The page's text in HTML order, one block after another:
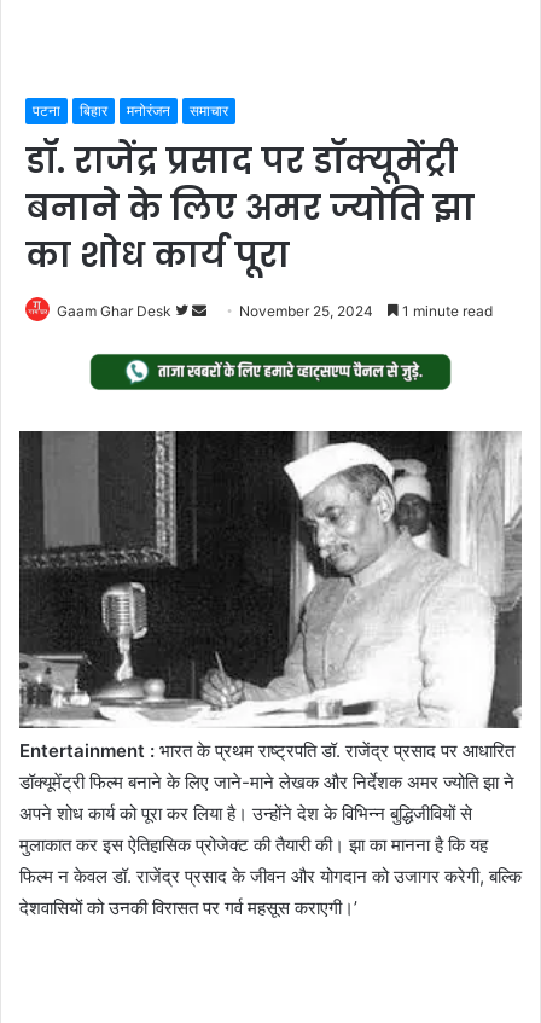
पटना बिहार मनोरंजन समाचार
डॉ. राजेंद्र प्रसाद पर डॉक्यूमेंट्री
बनाने के लिए अमर ज्योति झा
का शोध कार्य पूरा
Gaam Ghar Desk
Follow
Twitter
Send
email
November 25, 2024 1 minute read
Entertainment : भारत के प्रथम राष्ट्रपति डॉ. राजेंद्र प्रसाद पर आधारित
डॉक्यूमेंट्री फिल्म बनाने के लिए जाने-माने लेखक और निर्देशक अमर ज्योति झा ने
अपने शोध कार्य को पूरा कर लिया है। उन्होंने देश के विभिन्न बुद्धिजीवियों से
मुलाकात कर इस ऐतिहासिक प्रोजेक्ट की तैयारी की। झा का मानना है कि यह
फिल्म न केवल डॉ. राजेंद्र प्रसाद के जीवन और योगदान को उजागर करेगी, बल्कि
देशवासियों को उनकी विरासत पर गर्व महसूस कराएगी।’